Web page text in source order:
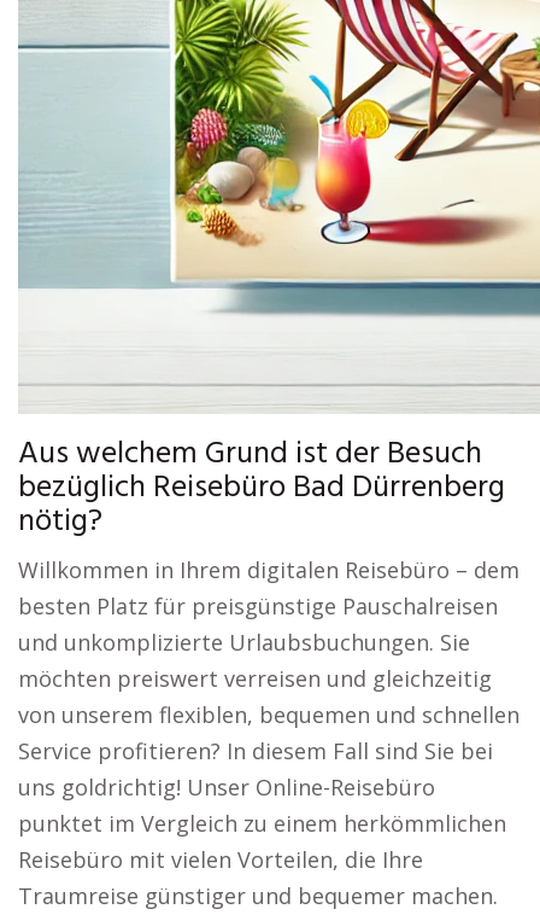
Aus welchem Grund ist der Besuch
bezüglich Reisebüro Bad Dürrenberg
nötig?
Willkommen in Ihrem digitalen Reisebüro – dem
besten Platz für preisgünstige Pauschalreisen
und unkomplizierte Urlaubsbuchungen. Sie
möchten preiswert verreisen und gleichzeitig
von unserem flexiblen, bequemen und schnellen
Service profitieren? In diesem Fall sind Sie bei
uns goldrichtig! Unser Online-Reisebüro
punktet im Vergleich zu einem herkömmlichen
Reisebüro mit vielen Vorteilen, die Ihre
Traumreise günstiger und bequemer machen.